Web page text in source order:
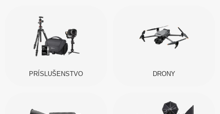
PRÍSLUŠENSTVO DRONY